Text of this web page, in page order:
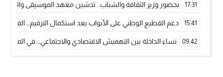
17:31 بحضور وزير الثقافة والشباب.. تدشين معهد الموسيقى والفنون
15:41 دعم القطيع الوطني على الأبواب بعد استكمال الترقيم…
09:42 نساء الداخلة بين التهميش الاقتصادي والاجتماعي… في المؤسسات